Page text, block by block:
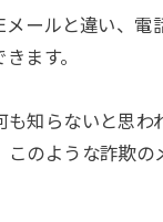
ールと違い、電
ます。
知らないと思わ
のような詐欺の